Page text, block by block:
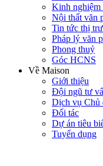
Kinh nghiệm
Nội thất văn
Tin tức thị
Pháp lý văn
Phong thuỷ
Góc HCNS
Về Maison
Giới thiệu
Đội ngũ tư
Dịch vụ Chủ
Đối tác
Dự án tiêu
Tuyển dụng